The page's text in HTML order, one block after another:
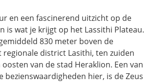
en een fascinerend uitzicht op de
is wat je krijgt op het Lassithi Plateau.
830 meter boven de
regionale district Lasithi, ten zuiden
van de stad Heraklion. Een van
bezienswaardigheden hier, is de Zeus